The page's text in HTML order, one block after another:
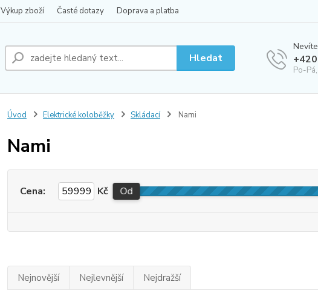
Výkup zboží Časté dotazy Doprava a platba
Hledat
Po-
Úvod Elektrické koloběžky Skládací Nami
Nami
Cena: Kč Od
Nejnovější Nejlevnější Nejdražší